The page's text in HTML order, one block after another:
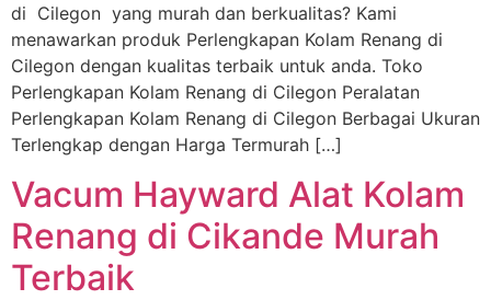
di Cilegon yang murah dan berkualitas? Kami
menawarkan produk Perlengkapan Kolam Renang di
Cilegon dengan kualitas terbaik untuk anda. Toko
Perlengkapan Kolam Renang di Cilegon Peralatan
Perlengkapan Kolam Renang di Cilegon Berbagai Ukuran
Terlengkap dengan Harga Termurah […]
Vacum Hayward Alat Kolam
Renang di Cikande Murah
Terbaik